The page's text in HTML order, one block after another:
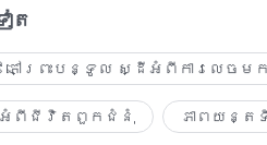
ត​
វភៅព្រះបន្ទូល ស្ដីអំពីការលេច
ល់អំពីជីវិតពួកជំនុំ ភាពយន្